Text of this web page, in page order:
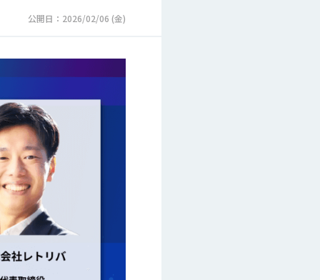
公開日：2026/02/06 (金)